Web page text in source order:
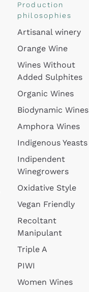
Production
philosophies
Artisanal winery
Orange Wine
Wines Without
Added Sulphites
Organic Wines
Biodynamic Wines
Amphora Wines
Indigenous Yeasts
Indipendent
Winegrowers
Oxidative Style
Vegan Friendly
Recoltant
Manipulant
Triple A
PIWI
Women Wines